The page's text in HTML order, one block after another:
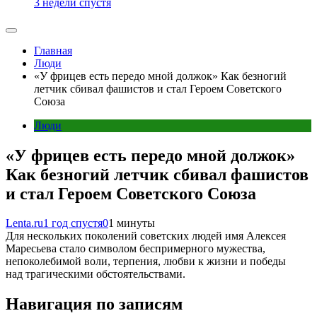
Главная
Люди
«У фрицев есть передо мной должок» Как безногий
летчик сбивал фашистов и стал Героем Советского
Союза
Люди
«У фрицев есть передо мной должок»
Как безногий летчик сбивал фашистов
и стал Героем Советского Союза
Lenta.ru1 год спустя01 минуты
Для нескольких поколений советских людей имя Алексея
Маресьева стало символом беспримерного мужества,
непоколебимой воли, терпения, любви к жизни и победы
над трагическими обстоятельствами.
Навигация по записям